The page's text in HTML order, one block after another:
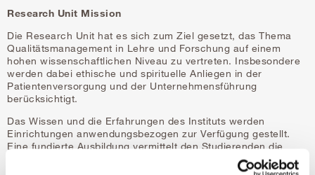
Research Unit Mission
Die Research Unit hat es sich zum Ziel gesetzt, das Thema
Qualitätsmanagement in Lehre und Forschung auf einem
hohen wissenschaftlichen Niveau zu vertreten. Insbesondere
werden dabei ethische und spirituelle Anliegen in der
Patientenversorgung und der Unternehmensführung
berücksichtigt.
Das Wissen und die Erfahrungen des Instituts werden
Einrichtungen anwendungsbezogen zur Verfügung gestellt.
Eine fundierte Ausbildung vermittelt den Studierenden die
Grundlagen umfassender Qualitätskonzepte im Bereich des